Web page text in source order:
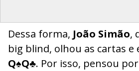
Dessa forma, João Simão,
big blind, olhou as cartas e
Q♠Q♣. Por isso, pensou